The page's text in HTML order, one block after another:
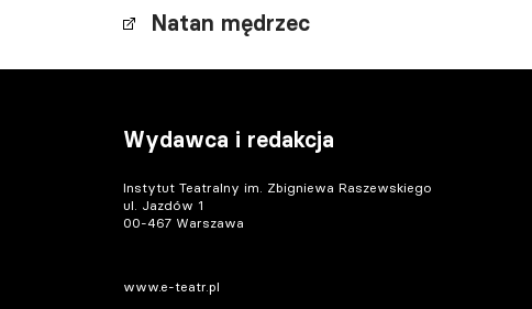
Natan mędrzec
Wydawca i redakcja
Instytut Teatralny im. Zbigniewa Raszewskiego
ul. Jazdów 1
00-467 Warszawa
www.e-teatr.pl